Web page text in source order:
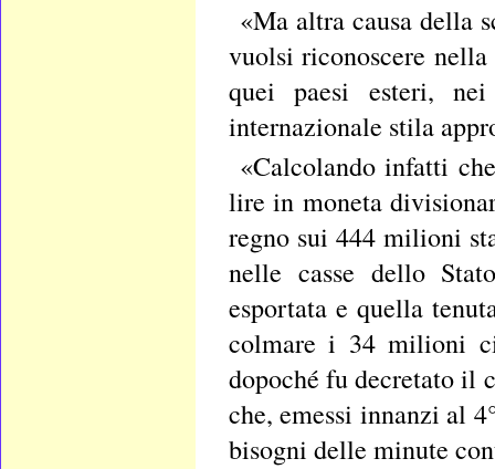
«Ma altra causa della
vuolsi riconoscere
quei paesi esteri,
internazionale stila
«Calcolando infatti
lire in moneta
regno sui 444 milioni
nelle casse dello
esportata e quella
colmare i 34 milioni
dopoché fu decretato il
che, emessi innanzi al
bisogni delle minute